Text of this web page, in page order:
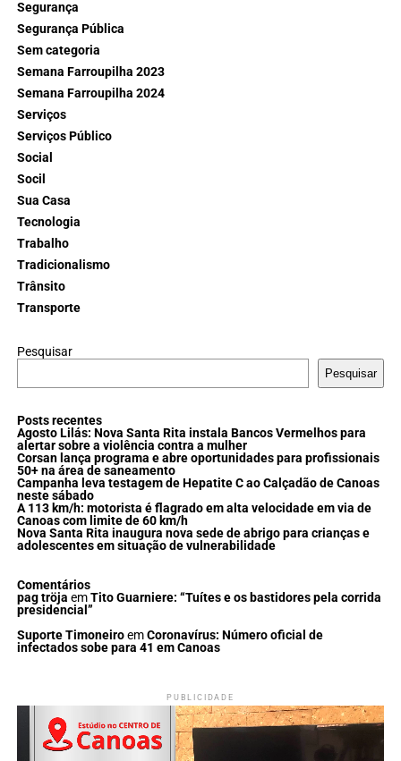
Segurança
Segurança Pública
Sem categoria
Semana Farroupilha 2023
Semana Farroupilha 2024
Serviços
Serviços Público
Social
Socil
Sua Casa
Tecnologia
Trabalho
Tradicionalismo
Trânsito
Transporte
Pesquisar
Pesquisar
Posts recentes
Agosto Lilás: Nova Santa Rita instala Bancos Vermelhos para
alertar sobre a violência contra a mulher
Corsan lança programa e abre oportunidades para profissionais
50+ na área de saneamento
Campanha leva testagem de Hepatite C ao Calçadão de Canoas
neste sábado
A 113 km/h: motorista é flagrado em alta velocidade em via de
Canoas com limite de 60 km/h
Nova Santa Rita inaugura nova sede de abrigo para crianças e
adolescentes em situação de vulnerabilidade
Comentários
pag tröja emTito Guarniere: “Tuítes e os bastidores pela corrida
presidencial”
Suporte TimoneiroemCoronavírus: Número oficial de
infectados sobe para 41 em Canoas
PUBLICIDADE